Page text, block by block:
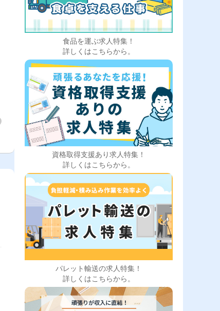
食品を運ぶ求人特集！
詳しくはこちらから。
資格取得支援あり求人特集！
詳しくはこちらから。
パレット輸送の求人特集！
詳しくはこちらから。